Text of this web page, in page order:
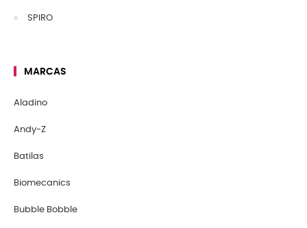
SPIRO
MARCAS
Aladino
Andy-Z
Batilas
Biomecanics
Bubble Bobble